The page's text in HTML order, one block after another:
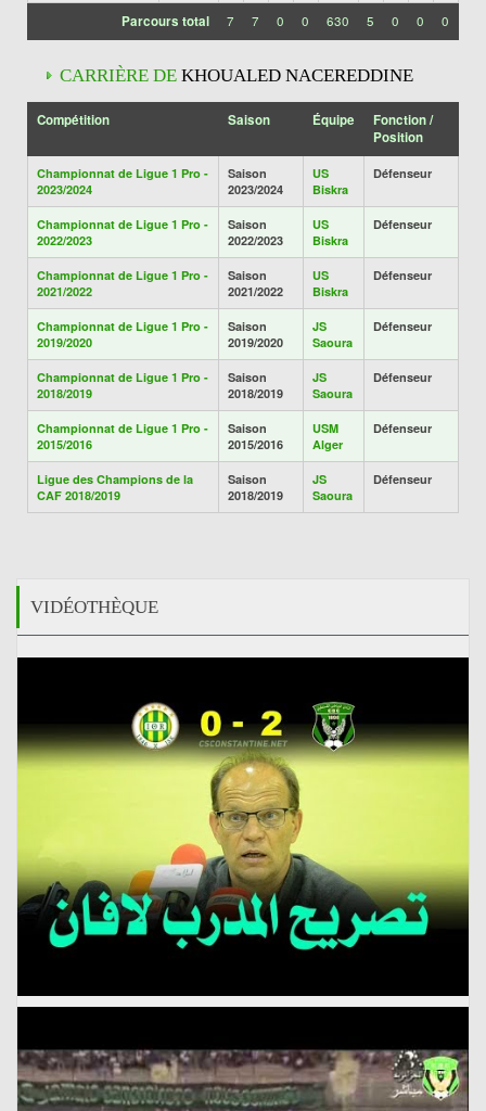
Parcours total 7 7 0 0 630 5 0 0 0
CARRIÈRE DE KHOUALED NACEREDDINE
Compétition Saison Équipe
Fonction /
Position
Championnat de Ligue 1 Pro -
2023/2024
Saison
2023/2024
US
Biskra
Défenseur
Championnat de Ligue 1 Pro -
2022/2023
Saison
2022/2023
US
Biskra
Défenseur
Championnat de Ligue 1 Pro -
2021/2022
Saison
2021/2022
US
Biskra
Défenseur
Championnat de Ligue 1 Pro -
2019/2020
Saison
2019/2020
JS
Saoura
Défenseur
Championnat de Ligue 1 Pro -
2018/2019
Saison
2018/2019
JS
Saoura
Défenseur
Championnat de Ligue 1 Pro -
2015/2016
Saison
2015/2016
USM
Alger
Défenseur
Ligue des Champions de la
CAF 2018/2019
Saison
2018/2019
JS
Saoura
Défenseur
VIDÉOTHÈQUE